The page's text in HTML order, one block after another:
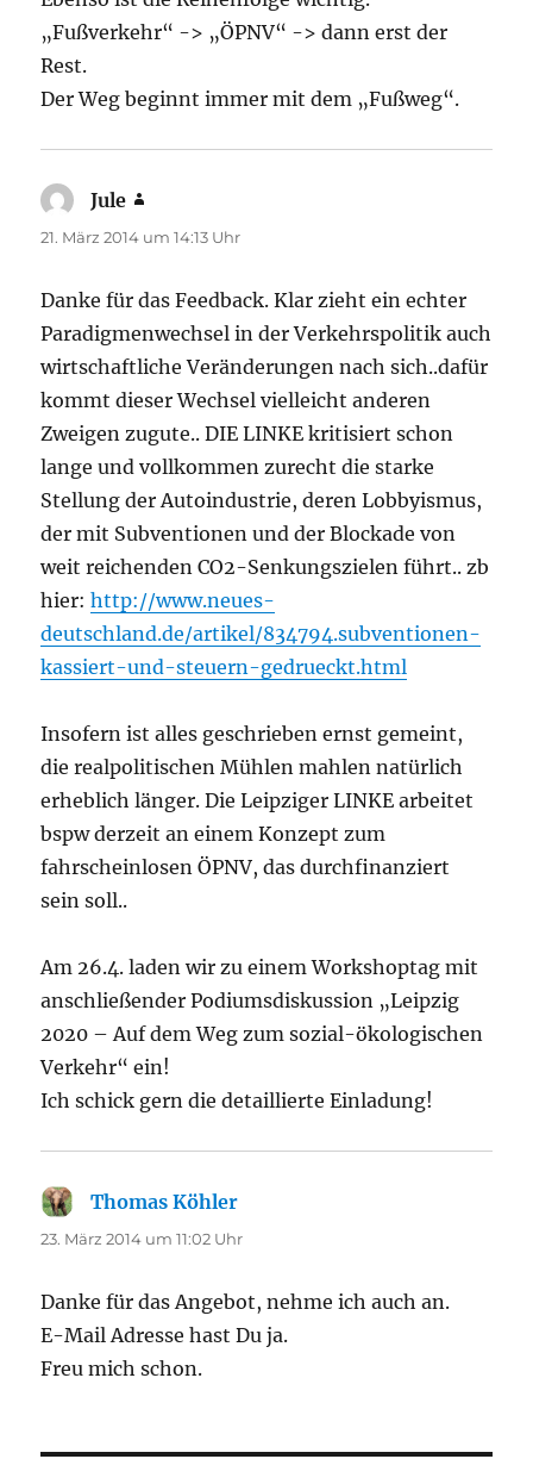
„Fußverkehr“ -> „ÖPNV“ -> dann erst der
Rest.
Der Weg beginnt immer mit dem „Fußweg“.
Jule
21. März 2014 um 14:13 Uhr
Danke für das Feedback. Klar zieht ein echter
Paradigmenwechsel in der Verkehrspolitik auch
wirtschaftliche Veränderungen nach sich..dafür
kommt dieser Wechsel vielleicht anderen
Zweigen zugute.. DIE LINKE kritisiert schon
lange und vollkommen zurecht die starke
Stellung der Autoindustrie, deren Lobbyismus,
der mit Subventionen und der Blockade von
weit reichenden CO2-Senkungszielen führt.. zb
hier:http://www.neues-
deutschland.de/artikel/834794.subventionen-
kassiert-und-steuern-gedrueckt.html
Insofern ist alles geschrieben ernst gemeint,
die realpolitischen Mühlen mahlen natürlich
erheblich länger. Die Leipziger LINKE arbeitet
bspw derzeit an einem Konzept zum
fahrscheinlosen ÖPNV, das durchfinanziert
sein soll..
Am 26.4. laden wir zu einem Workshoptag mit
anschließender Podiumsdiskussion „Leipzig
2020 – Auf dem Weg zum sozial-ökologischen
Verkehr“ ein!
Ich schick gern die detaillierte Einladung!
Thomas Köhler
23. März 2014 um 11:02 Uhr
Danke für das Angebot, nehme ich auch an.
E-Mail Adresse hast Du ja.
Freu mich schon.